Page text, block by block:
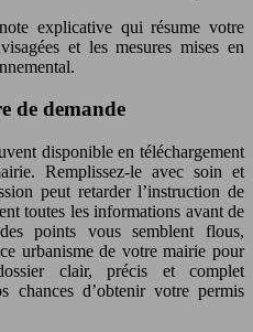
explicative qui résume votre
et les mesures mises en
de demande
disponible en téléchargement
Remplissez-le avec soin et
peut retarder l’instruction de
toutes les informations avant de
points vous semblent flous,
urbanisme de votre mairie pour
clair, précis et complet
chances d’obtenir votre permis